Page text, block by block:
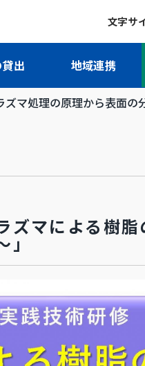
文字サ
出 地域連携
マ処理の原理から表面の
ズマによる樹